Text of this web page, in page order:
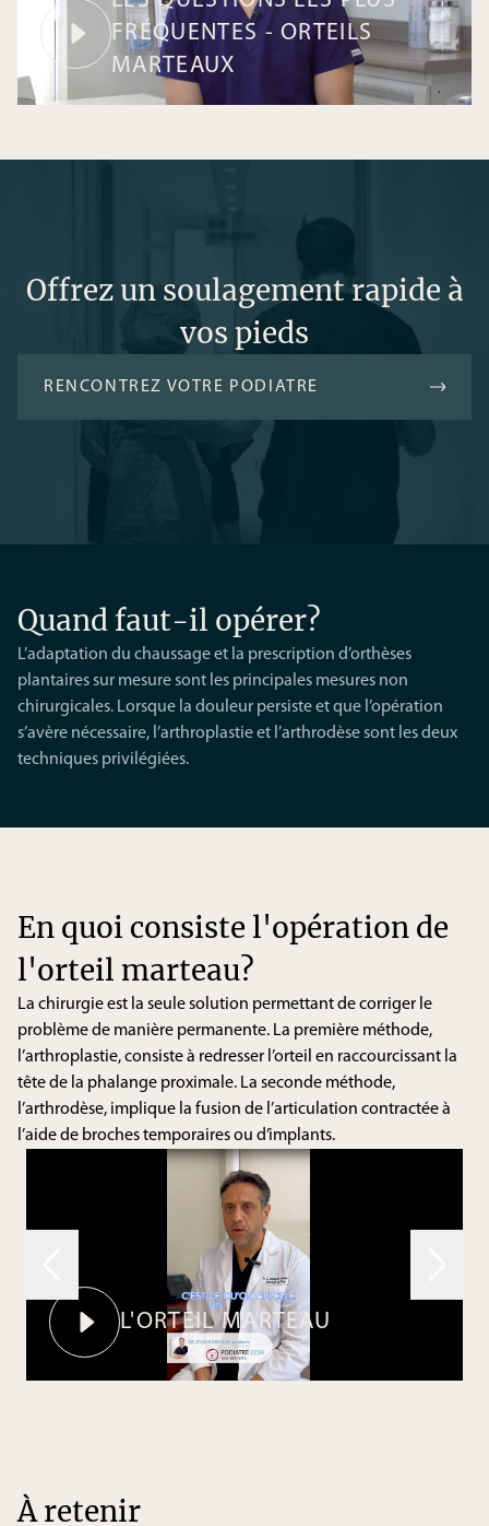
FRÉQUENTES - ORTEILS
MARTEAUX
Offrez un soulagement rapide à
vos pieds
RENCONTREZ VOTRE PODIATRE
Quand faut-il opérer?
L’adaptation du chaussage et la prescription d’orthèses
plantaires sur mesure sont les principales mesures non
chirurgicales. Lorsque la douleur persiste et que l’opération
s’avère nécessaire, l’arthroplastie et l’arthrodèse sont les deux
techniques privilégiées.
En quoi consiste l'opération de
l'orteil marteau?
La chirurgie est la seule solution permettant de corriger le
problème de manière permanente. La première méthode,
l’arthroplastie, consiste à redresser l’orteil en raccourcissant la
tête de la phalange proximale. La seconde méthode,
l’arthrodèse, implique la fusion de l’articulation contractée à
l’aide de broches temporaires ou d’implants.
L'ORTEIL MARTEAU
À retenir